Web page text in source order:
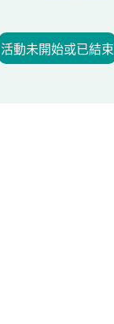
活動未開始或已結束